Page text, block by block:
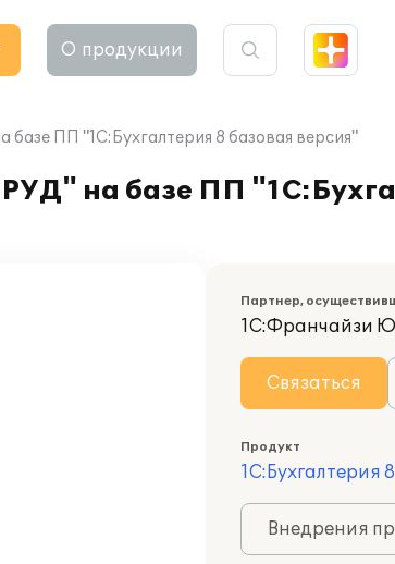
О продукции
ПП "1С:Бухгалтерия 8 базовая версия"
на базе ПП
Партнер,
1С:Франчайзи
Связаться
Продукт
1С:Бухгалтерия 8
Внедрения